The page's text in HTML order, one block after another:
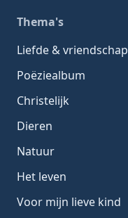
Thema's
Liefde & vriendschap
Poëziealbum
Christelijk
Dieren
Natuur
Het leven
Voor mijn lieve kind